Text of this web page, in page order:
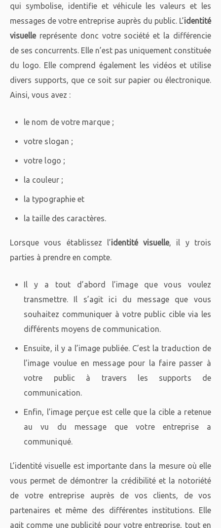
qui symbolise, identifie et véhicule les valeurs et les
messages de votre entreprise auprès du public. L’identité
visuellereprésente donc votre société et la différencie
de ses concurrents. Elle n’est pas uniquement constituée
du logo. Elle comprend également les vidéos et utilise
divers supports, que ce soit sur papier ou électronique.
Ainsi, vous avez :
le nom de votre marque ;
votre slogan ;
votre logo ;
la couleur ;
la typographie et
la taille des caractères.
Lorsque vous établissez l’identité visuelle, il y trois
parties à prendre en compte.
Il y a tout d’abord l’image que vous voulez
transmettre. Il s’agit ici du message que vous
souhaitez communiquer à votre public cible via les
différents moyens de communication.
Ensuite, il y a l’image publiée. C’est la traduction de
l’image voulue en message pour la faire passer à
votre public à travers les supports de
communication.
Enfin, l’image perçue est celle que la cible a retenue
au vu du message que votre entreprise a
communiqué.
L’identité visuelle est importante dans la mesure où elle
vous permet de démontrer la crédibilité et la notoriété
de votre entreprise auprès de vos clients, de vos
partenaires et même des différentes institutions. Elle
agit comme une publicité pour votre entreprise, tout en